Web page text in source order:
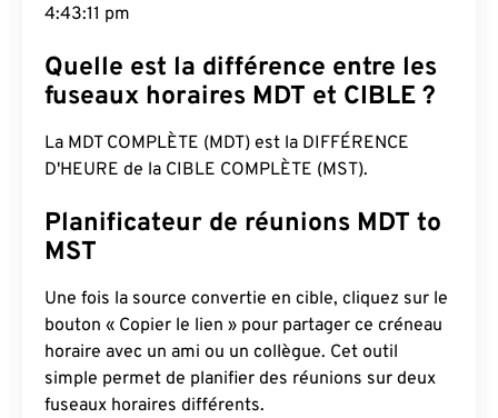
4:43:12 pm
Quelle est la différence entre les
fuseaux horaires MDT et CIBLE ?
La MDT COMPLÈTE (MDT) est la DIFFÉRENCE
D'HEURE de la CIBLE COMPLÈTE (MST).
Planificateur de réunions MDT to
MST
Une fois la source convertie en cible, cliquez sur le
bouton « Copier le lien » pour partager ce créneau
horaire avec un ami ou un collègue. Cet outil
simple permet de planifier des réunions sur deux
fuseaux horaires différents.